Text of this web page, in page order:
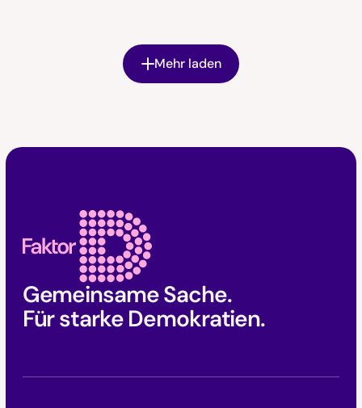
Mehr laden
Faktor D Footer
Gemeinsame Sache.
Für starke Demokratien.